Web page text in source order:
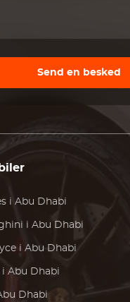
Send en besked
i Abu Dhabi
i Abu Dhabi
i Abu Dhabi
i Abu Dhabi
Dhabi